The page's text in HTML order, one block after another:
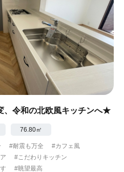
、令和の北欧風キッチンへ★
76.80㎡
#耐震も万全
#カフェ風
#こだわりキッチン
#眺望最高